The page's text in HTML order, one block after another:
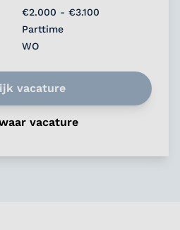
€2.000 - €3.100
Parttime
WO
vacature
vacature